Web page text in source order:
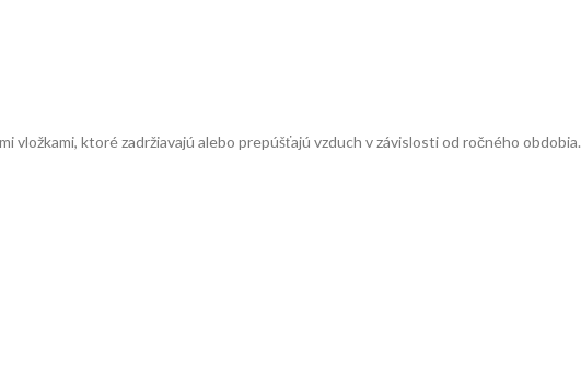
ktoré zadržiavajú alebo prepúšťajú vzduch v závislosti od ročného obdobia.